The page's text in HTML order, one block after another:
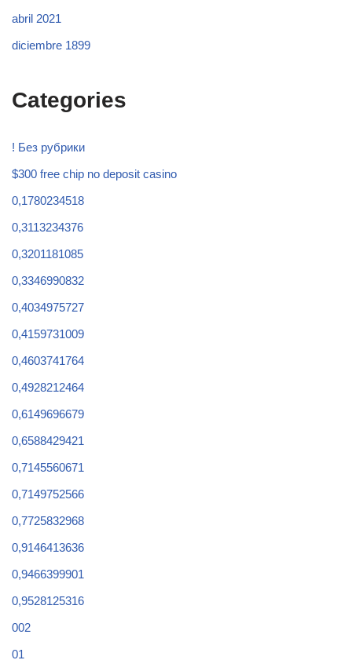
abril 2021
diciembre 1899
Categories
! Без рубрики
$300 free chip no deposit casino
0,1780234518
0,3113234376
0,3201181085
0,3346990832
0,4034975727
0,4159731009
0,4603741764
0,4928212464
0,6149696679
0,6588429421
0,7145560671
0,7149752566
0,7725832968
0,9146413636
0,9466399901
0,9528125316
002
01